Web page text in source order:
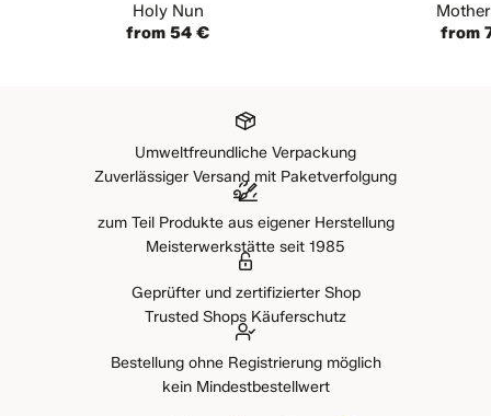
Holy Nun
from 54 €
from
Umweltfreundliche Verpackung
Zuverlässiger Versand mit Paketverfolgung
zum Teil Produkte aus eigener Herstellung
Meisterwerkstätte seit 1985
Geprüfter und zertifizierter Shop
Trusted Shops Käuferschutz
Bestellung ohne Registrierung möglich
kein Mindestbestellwert